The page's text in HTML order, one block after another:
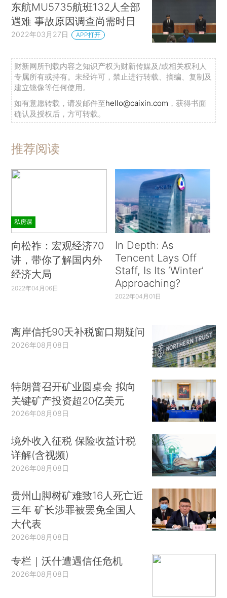
东航MU5735航班132人全部
遇难 事故原因调查尚需时日
2022年03月27日 APP打开
财新网所刊载内容之知识产权为财新传媒及/或相关权利人
专属所有或持有。未经许可，禁止进行转载、摘编、复制及
建立镜像等任何使用。
如有意愿转载，请发邮件至hello@caixin.com ，获得书面
确认及授权后，方可转载。
推荐阅读
私房课
向松祚：宏观经济70
讲，带你了解国内外
经济大局
2022年04月06日
In Depth: As
Tencent Lays Off
Staff, Is Its ‘Winter’
Approaching?
2022年04月01日
离岸信托90天补税窗口期疑问
2026年08月08日
特朗普召开矿业圆桌会 拟向
关键矿产投资超20亿美元
2026年08月08日
境外收入征税 保险收益计税
详解(含视频)
2026年08月08日
贵州山脚树矿难致16人死亡近
三年 矿长涉罪被罢免全国人
大代表
2026年08月08日
专栏｜沃什遭遇信任危机
2026年08月08日